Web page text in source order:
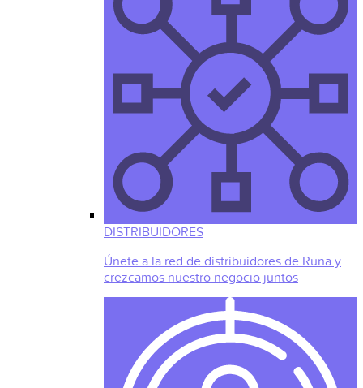
DISTRIBUIDORES
Únete a la red de distribuidores de Runa y
crezcamos nuestro negocio juntos